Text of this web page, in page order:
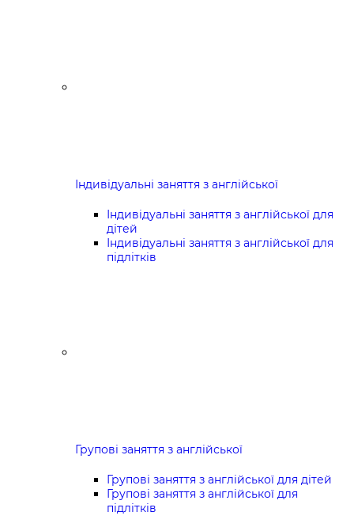
Індивідуальні заняття з англійської
Індивідуальні заняття з англійської для
дітей
Індивідуальні заняття з англійської для
підлітків
Групові заняття з англійської
Групові заняття з англійської для дітей
Групові заняття з англійської для
підлітків